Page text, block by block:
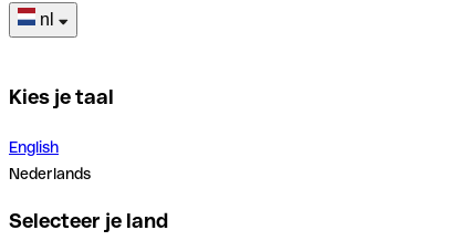
nl
Kies je taal
English
Nederlands
Selecteer je land